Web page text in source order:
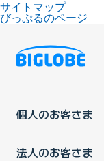
サイトマップ
びっぷるのページ
個人のお客さま
法人のお客さま